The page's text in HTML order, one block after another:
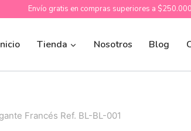
Envío gratis en compras superiores a
Tienda Nosotros Blog
Francés Ref. BL-BL-001